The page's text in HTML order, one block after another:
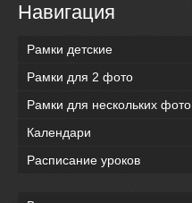
Навигация
Рамки детские
Рамки для 2 фото
Рамки для нескольких фото
Календари
Расписание уроков